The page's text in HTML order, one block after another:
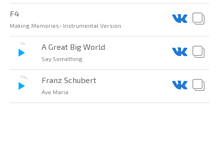
F4
Making Memories- Instrumental Version
A Great Big World
Say Something
Franz Schubert
Ave Maria